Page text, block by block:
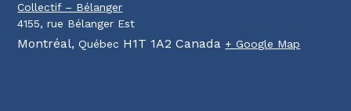
Collectif – Bélanger
4155, rue Bélanger Est
Montréal, Québec H1T 1A2 Canada + Google Map